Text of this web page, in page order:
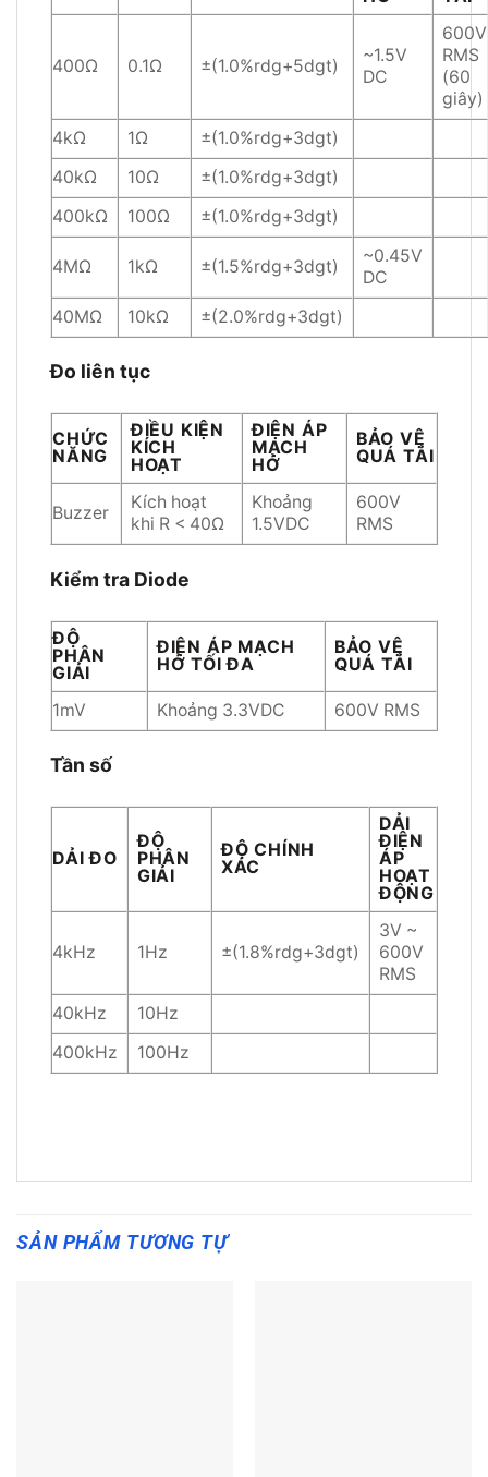
400Ω 0.1Ω ±(1.0%rdg+5dgt)
~1.5V
DC
600V
RMS
(60
giây)
4kΩ
1Ω
±(1.0%rdg+3dgt)
40kΩ
10Ω
±(1.0%rdg+3dgt)
400kΩ
100Ω ±(1.0%rdg+3dgt)
4MΩ 1kΩ ±(1.5%rdg+3dgt)
~0.45V
DC
40MΩ
10kΩ ±(2.0%rdg+3dgt)
Đo liên tục
CHỨC
NĂNG
ĐIỀU KIỆN
KÍCH
HOẠT
ĐIỆN ÁP
MẠCH
HỞ
BẢO VỆ
QUÁ TẢI
Buzzer
Kích hoạt
khi R < 40Ω
Khoảng
1.5VDC
600V
RMS
Kiểm tra Diode
ĐỘ
PHÂN
GIẢI
ĐIỆN ÁP MẠCH
HỞ TỐI ĐA
BẢO VỆ
QUÁ TẢI
1mV Khoảng 3.3VDC 600V RMS
Tần số
DẢI ĐO
ĐỘ
PHÂN
GIẢI
ĐỘ CHÍNH
XÁC
DẢI
ĐIỆN
ÁP
HOẠT
ĐỘNG
4kHz 1Hz ±(1.8%rdg+3dgt)
3V ~
600V
RMS
40kHz
10Hz
400kHz
100Hz
SẢN PHẨM TƯƠNG TỰ